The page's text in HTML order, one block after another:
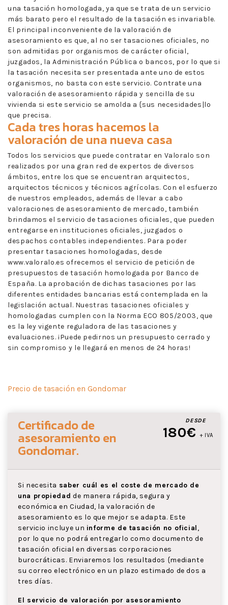
una tasación homologada, ya que se trata de un servicio
más barato pero el resultado de la tasación es invariable.
El principal inconveniente de la valoración de
asesoramiento es que, al no ser tasaciones oficiales, no
son admitidas por organismos de carácter oficial,
juzgados, la Administración Pública o bancos, por lo que si
la tasación necesita ser presentada ante uno de estos
organismos, no basta con este servicio. Contrate una
valoración de asesoramiento rápida y sencilla de su
vivienda si este servicio se amolda a {sus necesidades|lo
que precisa.
Cada tres horas hacemos la
valoración de una nueva casa
Todos los servicios que puede contratar en Valoralo son
realizados por una gran red de expertos de diversos
ámbitos, entre los que se encuentran arquitectos,
arquitectos técnicos y técnicos agrícolas. Con el esfuerzo
de nuestros empleados, además de llevar a cabo
valoraciones de asesoramiento de mercado, también
brindamos el servicio de tasaciones oficiales, que pueden
entregarse en instituciones oficiales, juzgados o
despachos contables independientes. Para poder
presentar tasaciones homologadas, desde
www.valoralo.es ofrecemos el servicio de petición de
presupuestos de tasación homologada por Banco de
España. La aprobación de dichas tasaciones por las
diferentes entidades bancarias está contemplada en la
legislación actual. Nuestras tasaciones oficiales y
homologadas cumplen con la Norma ECO 805/2003, que
es la ley vigente reguladora de las tasaciones y
evaluaciones. ¡Puede pedirnos un presupuesto cerrado y
sin compromiso y le llegará en menos de 24 horas!
Precio de tasación en Gondomar
DESDE
180€ + IVA
Certificado de
asesoramientoen
Gondomar.
Si necesita saber cuál es el coste de mercado de
una propiedad de manera rápida, segura y
económica en Ciudad, la valoración de
asesoramiento es lo que mejor se adapta. Este
servicio incluye un informe de tasación no oficial,
por lo que no podrá entregarlo como documento de
tasación oficial en diversas corporaciones
burocráticas. Enviaremos los resultados {mediante
su correo electrónico en un plazo estimado de dos a
tres días.
El servicio de valoración por asesoramiento